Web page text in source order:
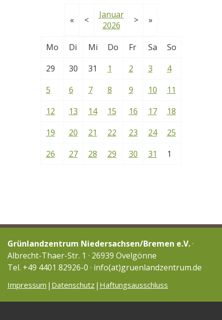
« <
Januar
2026
> »
Mo Di Mi Do Fr Sa
So
29
30 31 1 2 3
4
5
6 7 8 9 10
11
12
13 14 15 16 17
18
19
20 21 22 23 24
25
26
27 28 29 30 31 1
Grünlandzentrum Niedersachsen/Bremen e.V.·
Albrecht-Thaer-Str. 1 · 26939 Ovelgönne
Tel. +49 4401 82926-0 · info(at)gruenlandzentrum.de
Impressum Datenschutz Haftungsausschluss